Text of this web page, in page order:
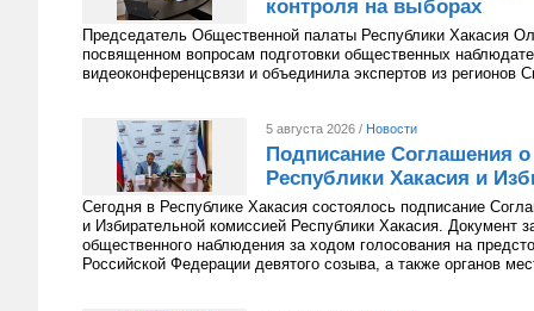
контроля на выборах
Председатель Общественной палаты Республики Хакасия
посвященном вопросам подготовки общественных
видеоконференцсвязи и объединила экспертов из регионов
5 августа 2026 / Новости
Подписание Соглашения
Республики Хакасия и
Сегодня в Республике Хакасия состоялось подписание
и Избирательной комиссией Республики Хакасия. Документ
общественного наблюдения за ходом голосования на
Российской Федерации девятого созыва, а также органов